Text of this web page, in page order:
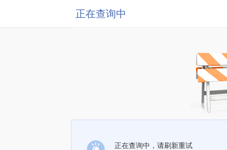
正在查询中
正在查询中，请刷新重试